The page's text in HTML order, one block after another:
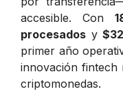
accesible. Con
procesados y
primer año
innovación fintech
criptomonedas.